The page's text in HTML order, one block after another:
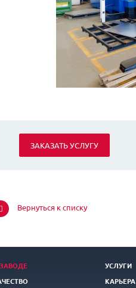
ЗАКАЗАТЬ УСЛУГУ
Вернуться к списку
УСЛУГИ
КАРЬЕРА